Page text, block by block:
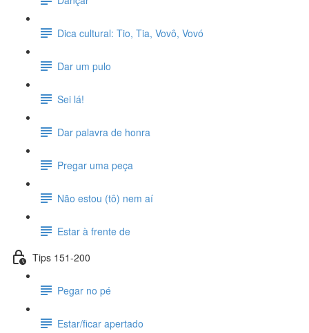
Dica cultural: Tio, Tia, Vovô, Vovó
Dar um pulo
Sei lá!
Dar palavra de honra
Pregar uma peça
Não estou (tô) nem aí
Estar à frente de
Tips 151-200
Pegar no pé
Estar/ficar apertado